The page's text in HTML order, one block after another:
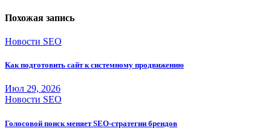
Похожая запись
Новости SEO
Как подготовить сайт к системному продвижению
Июл 29, 2026
Новости SEO
Голосовой поиск меняет SEO-стратегии брендов